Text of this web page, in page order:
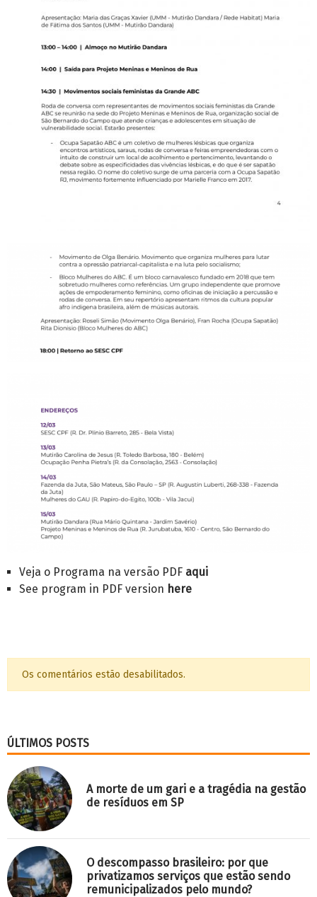
Veja o Programa na versão PDF aqui
See program in PDF version here
Os comentários estão desabilitados.
ÚLTIMOS POSTS
A morte de um gari e a tragédia na gestão
de resíduos em SP
O descompasso brasileiro: por que
privatizamos serviços que estão sendo
remunicipalizados pelo mundo?